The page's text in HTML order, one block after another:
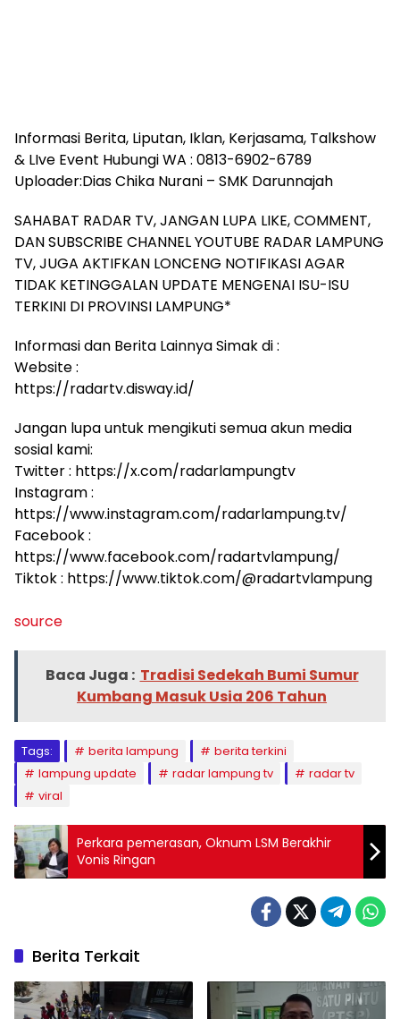
Informasi Berita, Liputan, Iklan, Kerjasama, Talkshow
& LIve Event Hubungi WA : 0813-6902-6789
Uploader:Dias Chika Nurani – SMK Darunnajah
SAHABAT RADAR TV, JANGAN LUPA LIKE, COMMENT,
DAN SUBSCRIBE CHANNEL YOUTUBE RADAR LAMPUNG
TV, JUGA AKTIFKAN LONCENG NOTIFIKASI AGAR
TIDAK KETINGGALAN UPDATE MENGENAI ISU-ISU
TERKINI DI PROVINSI LAMPUNG*
Informasi dan Berita Lainnya Simak di :
Website :
https://radartv.disway.id/
Jangan lupa untuk mengikuti semua akun media
sosial kami:
Twitter : https://x.com/radarlampungtv
Instagram :
https://www.instagram.com/radarlampung.tv/
Facebook :
https://www.facebook.com/radartvlampung/
Tiktok : https://www.tiktok.com/@radartvlampung
source
Baca Juga : Tradisi Sedekah Bumi Sumur
Kumbang Masuk Usia 206 Tahun
Tags: berita lampung
berita terkini
lampung update
radar lampung tv
radar tv
viral
Perkara pemerasan, Oknum LSM Berakhir
Vonis Ringan
Berita Terkait